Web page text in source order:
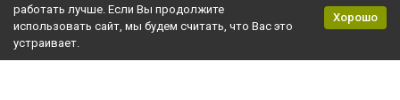
Личный кабинет
Политика персональных данных
работать лучше. Если Вы продолжите
использовать сайт, мы будем считать, что Вас это
устраивает.
Хорошо